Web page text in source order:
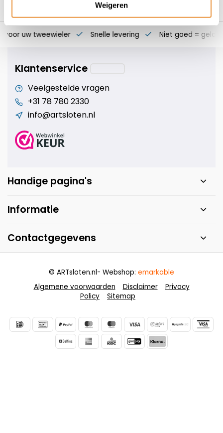
Weigeren
voor uw tweewieler Snelle levering Niet goed = geld
Klantenservice
Veelgestelde vragen
+31 78 780 2330
info@artsloten.nl
Handige pagina's
Informatie
Contactgegevens
Algemene voorwaarden Disclaimer
Privacy
Policy
Sitemap
© ARTsloten.nl- Webshop: emarkable